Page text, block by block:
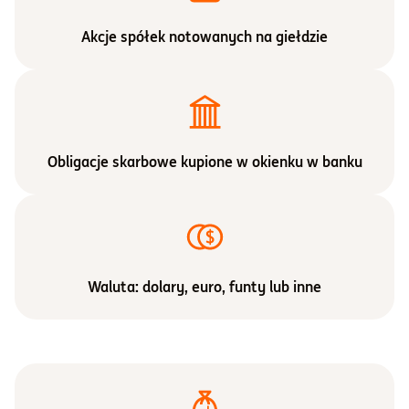
Akcje spółek notowanych na giełdzie
Obligacje skarbowe kupione w okienku w banku
Waluta: dolary, euro, funty lub inne